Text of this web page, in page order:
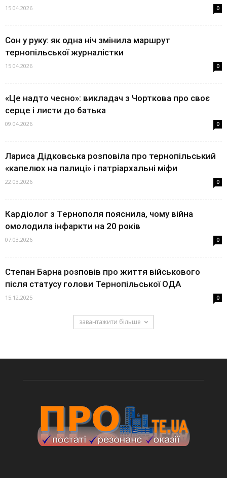
15.04.2026 0
Сон у руку: як одна ніч змінила маршрут
тернопільської журналістки
15.04.2026 0
«Це надто чесно»: викладач з Чорткова про своє
серце і листи до батька
09.04.2026 0
Лариса Дідковська розповіла про тернопільський
«капелюх на палиці» і патріархальні міфи
22.03.2026 0
Кардіолог з Тернополя пояснила, чому війна
омолодила інфаркти на 20 років
07.03.2026 0
Степан Барна розповів про життя військового
після статусу голови Тернопільської ОДА
15.12.2025 0
завантажити більше